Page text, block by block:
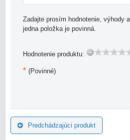
Zadajte prosím hodnotenie, výhody
jedna položka je povinná.
Hodnotenie produktu:
* (Povinné)
Predchádzajúci produkt